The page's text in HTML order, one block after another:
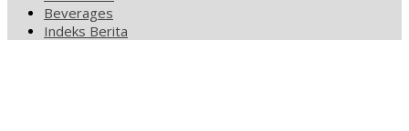
Beverages
Indeks Berita